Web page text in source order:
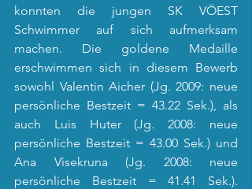
konnten die jungen SK VÖEST
Schwimmer auf sich aufmerksam
machen. Die goldene Medaille
erschwimmen sich in diesem Bewerb
sowohl Valentin Aicher (Jg. 2009: neue
persönliche Bestzeit = 43.22 Sek.), als
auch Luis Huter (Jg. 2008: neue
persönliche Bestzeit = 43.00 Sek.) und
Ana Visekruna (Jg. 2008: neue
persönliche Bestzeit = 41.41 Sek.).